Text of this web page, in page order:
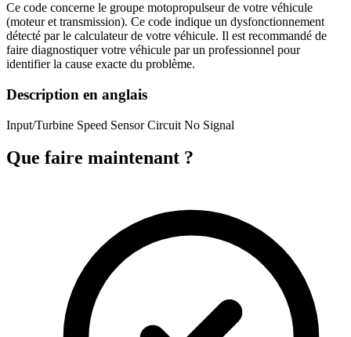
Ce code concerne le groupe motopropulseur de votre véhicule
(moteur et transmission). Ce code indique un dysfonctionnement
détecté par le calculateur de votre véhicule. Il est recommandé de
faire diagnostiquer votre véhicule par un professionnel pour
identifier la cause exacte du problème.
Description en anglais
Input/Turbine Speed Sensor Circuit No Signal
Que faire maintenant ?